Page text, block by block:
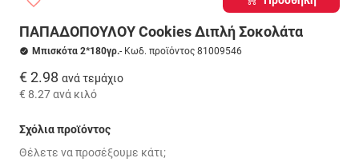
ΠΑΠΑΔΟΠΟΥΛΟΥ Cookies Διπλή Σοκολάτα
Μπισκότα 2*180γρ.- Κωδ. προϊόντος 81009546
€ 2.98 ανά τεμάχιο
€ 8.27ανά κιλό
Σχόλια προϊόντος